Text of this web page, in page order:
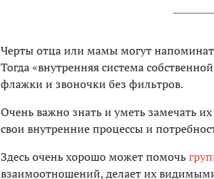
Черты отца или мамы могут
Тогда «внутренняя система
флажки и звоночки без фильтров.
Очень важно знать и уметь замечать
свои внутренние процессы и
Здесь очень хорошо может помочь
взаимоотношений, делает их